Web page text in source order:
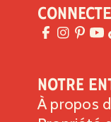
Lipides
Lipides
Cholestérol
Sodium0g
Notre
À propos